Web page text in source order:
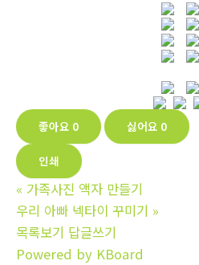
좋아요 0 싫어요 0
인쇄
« 가족사진 액자 만들기
우리 아빠 넥타이 꾸미기 »
목록보기 답글쓰기
Powered by KBoard